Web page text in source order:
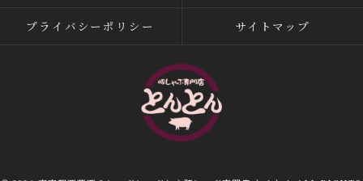
プライバシーポリシー サイトマップ